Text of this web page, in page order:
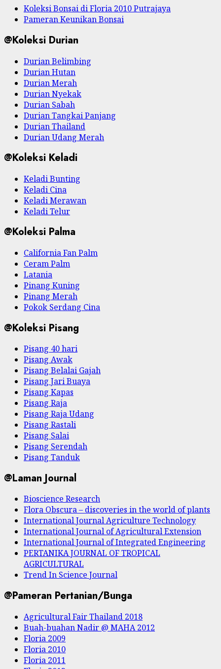
Koleksi Bonsai di Floria 2010 Putrajaya
Pameran Keunikan Bonsai
@Koleksi Durian
Durian Belimbing
Durian Hutan
Durian Merah
Durian Nyekak
Durian Sabah
Durian Tangkai Panjang
Durian Thailand
Durian Udang Merah
@Koleksi Keladi
Keladi Bunting
Keladi Cina
Keladi Merawan
Keladi Telur
@Koleksi Palma
California Fan Palm
Ceram Palm
Latania
Pinang Kuning
Pinang Merah
Pokok Serdang Cina
@Koleksi Pisang
Pisang 40 hari
Pisang Awak
Pisang Belalai Gajah
Pisang Jari Buaya
Pisang Kapas
Pisang Raja
Pisang Raja Udang
Pisang Rastali
Pisang Salai
Pisang Serendah
Pisang Tanduk
@Laman Journal
Bioscience Research
Flora Obscura – discoveries in the world of plants
International Journal Agriculture Technology
International Journal of Agricultural Extension
International Journal of Integrated Engineering
PERTANIKA JOURNAL OF TROPICAL
AGRICULTURAL
Trend In Science Journal
@Pameran Pertanian/Bunga
Agricultural Fair Thailand 2018
Buah-buahan Nadir @ MAHA 2012
Floria 2009
Floria 2010
Floria 2011